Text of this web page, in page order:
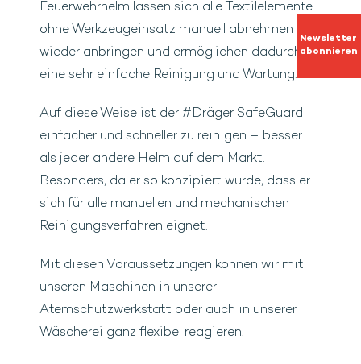
Feuerwehrhelm lassen sich alle Textilelemente
ohne Werkzeugeinsatz manuell abnehmen und
wieder anbringen und ermöglichen dadurch
eine sehr einfache Reinigung und Wartung.
Auf diese Weise ist der #Dräger SafeGuard
einfacher und schneller zu reinigen – besser
als jeder andere Helm auf dem Markt.
Besonders, da er so konzipiert wurde, dass er
sich für alle manuellen und mechanischen
Reinigungsverfahren eignet.
Mit diesen Voraussetzungen können wir mit
unseren Maschinen in unserer
Atemschutzwerkstatt oder auch in unserer
Wäscherei ganz flexibel reagieren.
Newsletter
abonnieren